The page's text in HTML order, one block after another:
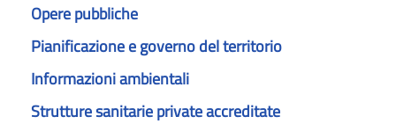
Opere pubbliche
Pianificazione e governo del territorio
Informazioni ambientali
Strutture sanitarie private accreditate